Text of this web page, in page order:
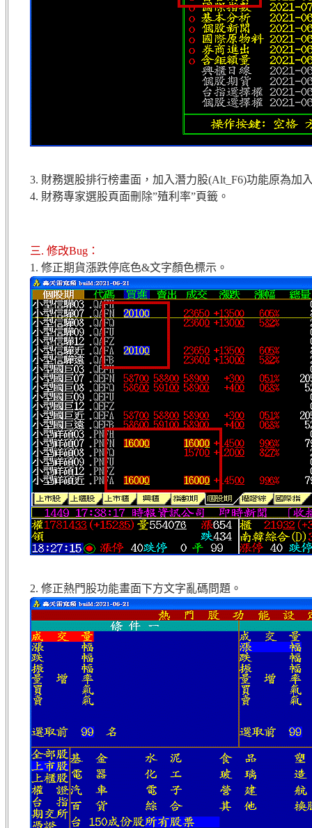
3. 財務選股排行榜畫面，加入潛力股(Alt_F6)功能原為加
4. 財務專家選股頁面刪除”殖利率”頁籤。
三. 修改Bug：
1. 修正期貨漲跌停底色&文字顏色標示。
2. 修正熱門股功能畫面下方文字亂碼問題。